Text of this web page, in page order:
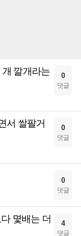
개 깔개라는
0
댓글
서 쌀팔거
0
댓글
0
댓글
몇배는 더
4
댓글